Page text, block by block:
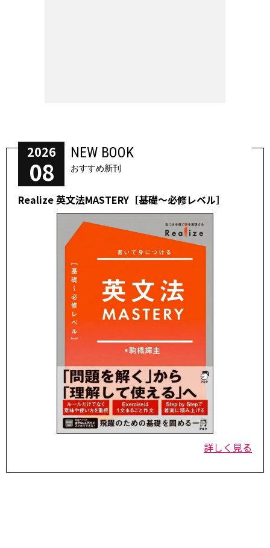
2026
08
NEW BOOK
おすすめ新刊
Realize 英文法MASTERY［基礎～必修レベル］
詳しく見る